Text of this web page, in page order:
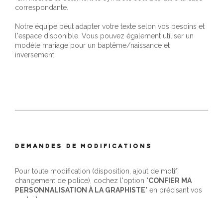
correspondante.
Notre équipe peut adapter votre texte selon vos besoins et
l'espace disponible. Vous pouvez également utiliser un
modèle mariage pour un baptême/naissance et
inversement.
DEMANDES DE MODIFICATIONS
Pour toute modification (disposition, ajout de motif,
changement de police), cochez l'option "CONFIER MA
PERSONNALISATION À LA GRAPHISTE" en précisant vos